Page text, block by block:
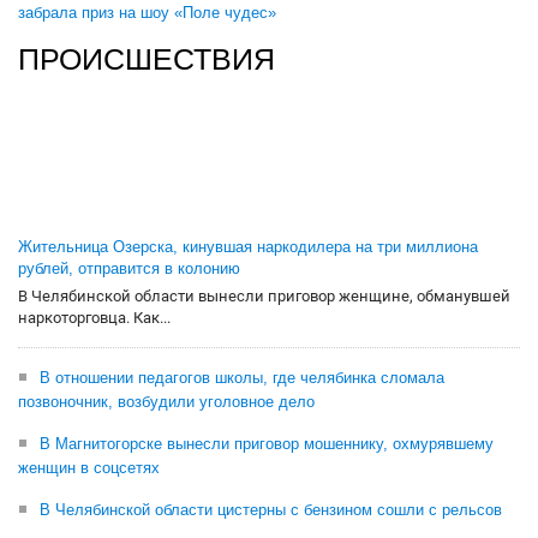
забрала приз на шоу «Поле чудес»
ПРОИСШЕСТВИЯ
Жительница Озерска, кинувшая наркодилера на три миллиона
рублей, отправится в колонию
В Челябинской области вынесли приговор женщине, обманувшей
наркоторговца. Как...
В отношении педагогов школы, где челябинка сломала
позвоночник, возбудили уголовное дело
В Магнитогорске вынесли приговор мошеннику, охмурявшему
женщин в соцсетях
В Челябинской области цистерны с бензином сошли с рельсов